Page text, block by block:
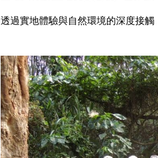
透過實地體驗與自然環境的深度接觸